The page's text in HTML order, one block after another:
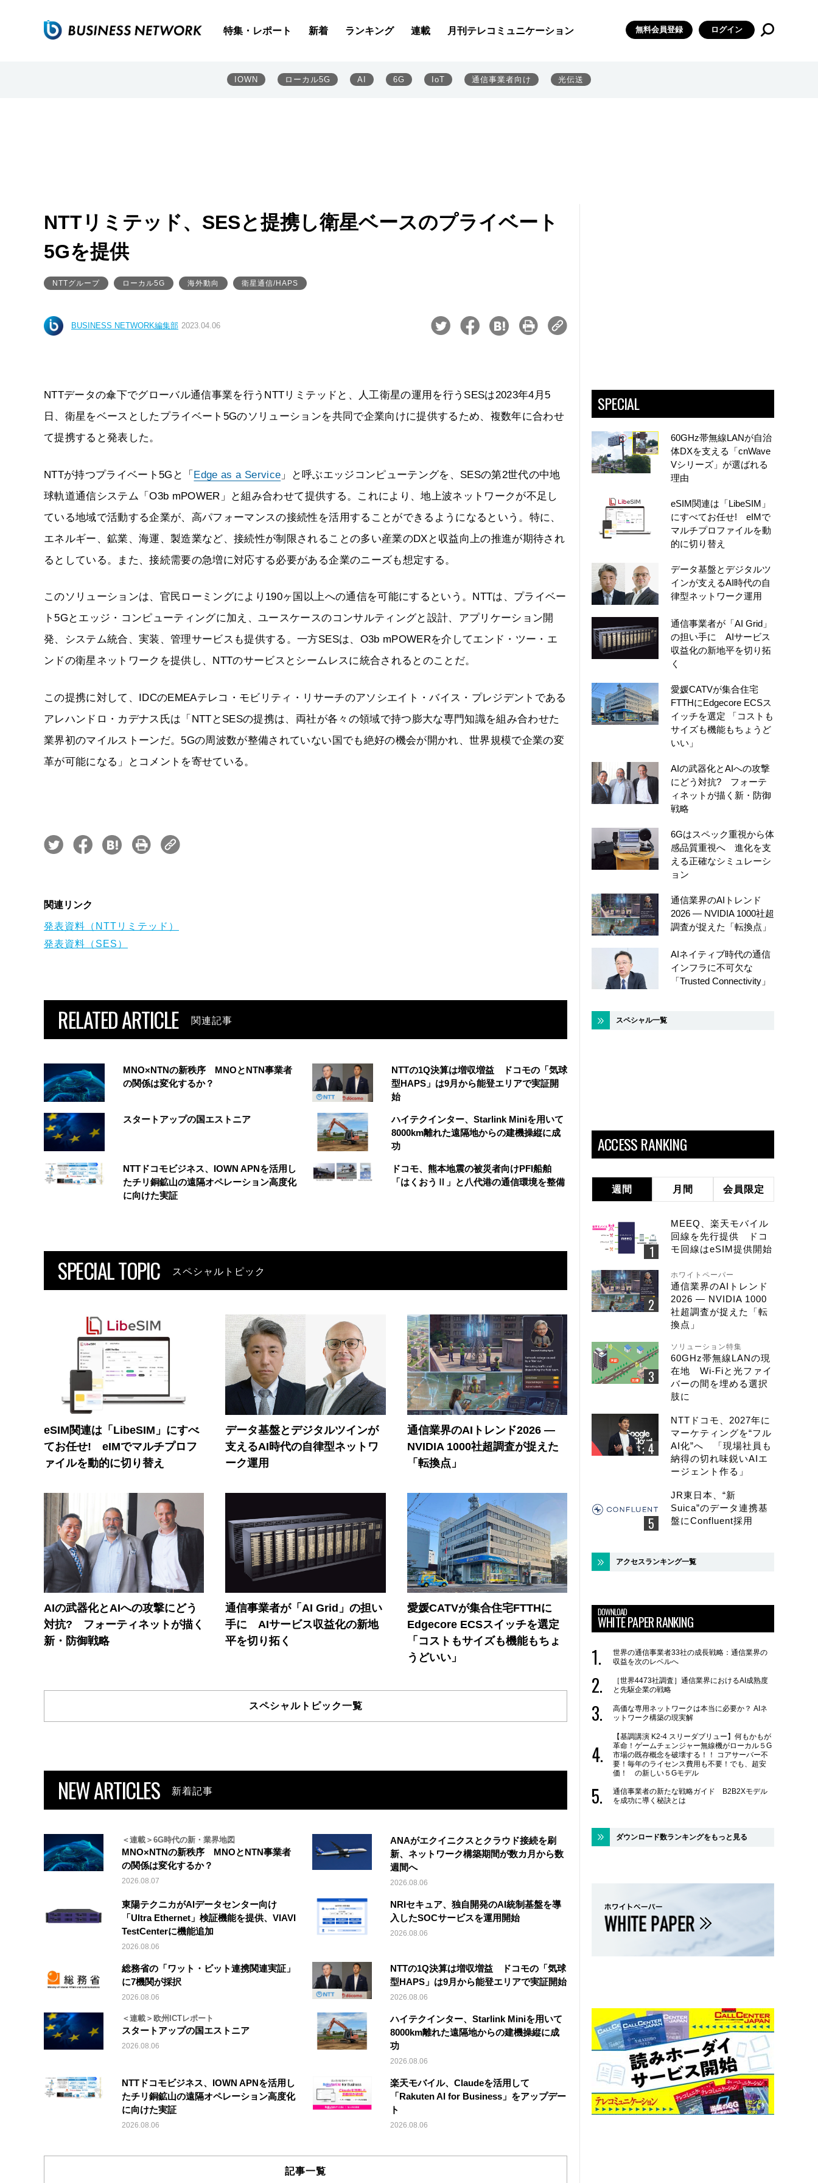
特集・レポート 新着 ランキング 連載 月刊テレコミュニケーション 無料会員登録 ログイン
IOWN ローカル5G AI 6G IoT 通信事業者向け 光伝送
NTTリミテッド、SESと提携し衛星ベースのプライベート
5Gを提供
NTTグループ ローカル5G 海外動向 衛星通信/HAPS
BUSINESS NETWORK編集部 2023.04.06
NTTデータの傘下でグローバル通信事業を行うNTTリミテッドと、人工衛星の運用を行うSESは2023年4月5
日、衛星をベースとしたプライベート5Gのソリューションを共同で企業向けに提供するため、複数年に合わせ
て提携すると発表した。
NTTが持つプライベート5Gと「 Edge as a Service 」と呼ぶエッジコンピューテングを、SESの第2世代の中地
球軌道通信システム「O3b mPOWER」と組み合わせて提供する。これにより、地上波ネットワークが不足し
ている地域で活動する企業が、高パフォーマンスの接続性を活用することができるようになるという。特に、
エネルギー、鉱業、海運、製造業など、接続性が制限されることの多い産業のDXと収益向上の推進が期待され
るとしている。また、接続需要の急増に対応する必要がある企業のニーズも想定する。
このソリューションは、官民ローミングにより190ヶ国以上への通信を可能にするという。NTTは、プライベー
ト5Gとエッジ・コンピューティングに加え、ユースケースのコンサルティングと設計、アプリケーション開
発、システム統合、実装、管理サービスも提供する。一方SESは、O3b mPOWERを介してエンド・ツー・エ
ンドの衛星ネットワークを提供し、NTTのサービスとシームレスに統合されるとのことだ。
この提携に対して、IDCのEMEAテレコ・モビリティ・リサーチのアソシエイト・バイス・プレジデントである
アレハンドロ・カデナス氏は「NTTとSESの提携は、両社が各々の領域で持つ膨大な専門知識を組み合わせた
業界初のマイルストーンだ。5Gの周波数が整備されていない国でも絶好の機会が開かれ、世界規模で企業の変
革が可能になる」とコメントを寄せている。
関連リンク
発表資料（NTTリミテッド）
発表資料（SES）
RELATED ARTICLE 関連記事
MNO×NTNの新秩序 MNOとNTN事業者
の関係は変化するか？
NTTの1Q決算は増収増益 ドコモの「気球
型HAPS」は9月から能登エリアで実証開
始
スタートアップの国エストニア
ハイテクインター、Starlink Miniを用いて
8000km離れた遠隔地からの建機操縦に成
功
NTTドコモビジネス、IOWN APNを活用し
たチリ銅鉱山の遠隔オペレーション高度化
に向けた実証
ドコモ、熊本地震の被災者向けPFI船舶
「はくおうⅡ」と八代港の通信環境を整備
SPECIAL TOPIC スペシャルトピック
eSIM関連は「LibeSIM」にすべ
てお任せ! eIMでマルチプロフ
ァイルを動的に切り替え
データ基盤とデジタルツインが
支えるAI時代の自律型ネットワ
ーク運用
通信業界のAIトレンド2026 ―
NVIDIA 1000社超調査が捉えた
「転換点」
AIの武器化とAIへの攻撃にどう
対抗? フォーティネットが描く
新・防御戦略
通信事業者が「AI Grid」の担い
手に AIサービス収益化の新地
平を切り拓く
愛媛CATVが集合住宅FTTHに
Edgecore ECSスイッチを選定
「コストもサイズも機能もちょ
うどいい」
スペシャルトピック一覧
NEW ARTICLES 新着記事
＜連載＞6G時代の新・業界地図
MNO×NTNの新秩序 MNOとNTN事業者
の関係は変化するか？
2026.08.07
ANAがエクイニクスとクラウド接続を刷
新、ネットワーク構築期間が数カ月から数
週間へ
2026.08.06
東陽テクニカがAIデータセンター向け
「Ultra Ethernet」検証機能を提供、VIAVI
TestCenterに機能追加
2026.08.06
NRIセキュア、独自開発のAI統制基盤を導
入したSOCサービスを運用開始
2026.08.06
総務省の「ワット・ビット連携関連実証」
に7機関が採択
2026.08.06
NTTの1Q決算は増収増益 ドコモの「気球
型HAPS」は9月から能登エリアで実証開始
2026.08.06
＜連載＞欧州ICTレポート
スタートアップの国エストニア
2026.08.06
ハイテクインター、Starlink Miniを用いて
8000km離れた遠隔地からの建機操縦に成
功
2026.08.06
NTTドコモビジネス、IOWN APNを活用し
たチリ銅鉱山の遠隔オペレーション高度化
に向けた実証
2026.08.06
楽天モバイル、Claudeを活用して
「Rakuten AI for Business」をアップデー
ト
2026.08.06
記事一覧
SPECIAL
60GHz帯無線LANが自治
体DXを支える「cnWave
Vシリーズ」が選ばれる
理由
eSIM関連は「LibeSIM」
にすべてお任せ! eIMで
マルチプロファイルを動
的に切り替え
データ基盤とデジタルツ
インが支えるAI時代の自
律型ネットワーク運用
通信事業者が「AI Grid」
の担い手に AIサービス
収益化の新地平を切り拓
く
愛媛CATVが集合住宅
FTTHにEdgecore ECSス
イッチを選定 「コストも
サイズも機能もちょうど
いい」
AIの武器化とAIへの攻撃
にどう対抗? フォーテ
ィネットが描く新・防御
戦略
6Gはスペック重視から体
感品質重視へ 進化を支
える正確なシミュレーシ
ョン
通信業界のAIトレンド
2026 ― NVIDIA 1000社超
調査が捉えた「転換点」
AIネイティブ時代の通信
インフラに不可欠な
「Trusted Connectivity」
スペシャル一覧
ACCESS RANKING
週間 月間 会員限定
MEEQ、楽天モバイル
回線を先行提供 ドコ
モ回線はeSIM提供開始
ホワイトペーパー
通信業界のAIトレンド
2026 ― NVIDIA 1000
社超調査が捉えた「転
換点」
ソリューション特集
60GHz帯無線LANの現
在地 Wi-Fiと光ファイ
バーの間を埋める選択
肢に
NTTドコモ、2027年に
マーケティングを“フル
AI化”へ 「現場社員も
納得の切れ味鋭いAIエ
ージェント作る」
JR東日本、“新
Suica”のデータ連携基
盤にConfluent採用
アクセスランキング一覧
DOWNLOAD
WHITE PAPER RANKING
世界の通信事業者33社の成長戦略：通信業界の
収益を次のレベルへ
［世界4473社調査］通信業界におけるAI成熟度
と先駆企業の戦略
高価な専用ネットワークは本当に必要か？ AIネ
ットワーク構築の現実解
【基調講演 K2-4 スリーダブリュー】何もかもが
革命！ゲームチェンジャー無線機がローカル５G
市場の既存概念を破壊する！！ コアサーバー不
要！毎年のライセンス費用も不要！でも、超安
価！ の新しい５Gモデル
通信事業者の新たな戦略ガイド B2B2Xモデル
を成功に導く秘訣とは
ダウンロード数ランキングをもっと見る